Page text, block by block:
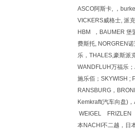
ASCO阿斯卡, ，
VICKERS威格士, 派
HBM ，BAUMER 堡
费斯托, NORGREN
乐，THALES,豪斯派
WANDFLUH万福乐
施乐佰；SKYWISH ;
RANSBURG，
Kemkraft(汽车向盘)
WEIGEL FRIZLEN
本NACHI不二越，日